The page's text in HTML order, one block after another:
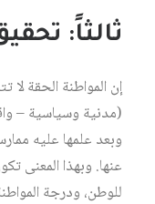
ثالثاً:
إن المواطنة الحقة لا
(مدنية وسياسية –
وبعد علمها عليه
عنها. وبهذا المعنى
للوطن، ودرجة